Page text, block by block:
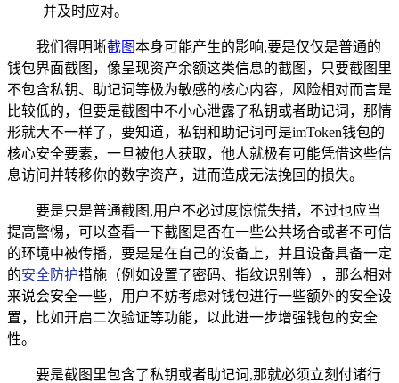
并及时应对。
我们得明晰截图本身可能产生的影响,要是仅仅是普通的
钱包界面截图，像呈现资产余额这类信息的截图，只要截图里
不包含私钥、助记词等极为敏感的核心内容，风险相对而言是
比较低的，但要是截图中不小心泄露了私钥或者助记词，那情
形就大不一样了，要知道，私钥和助记词可是imToken钱包的
核心安全要素，一旦被他人获取，他人就极有可能凭借这些信
息访问并转移你的数字资产，进而造成无法挽回的损失。
要是只是普通截图,用户不必过度惊慌失措，不过也应当
提高警惕，可以查看一下截图是否在一些公共场合或者不可信
的环境中被传播，要是是在自己的设备上，并且设备具备一定
的安全防护措施（例如设置了密码、指纹识别等），那么相对
来说会安全一些，用户不妨考虑对钱包进行一些额外的安全设
置，比如开启二次验证等功能，以此进一步增强钱包的安全
性。
要是截图里包含了私钥或者助记词,那就必须立刻付诸行